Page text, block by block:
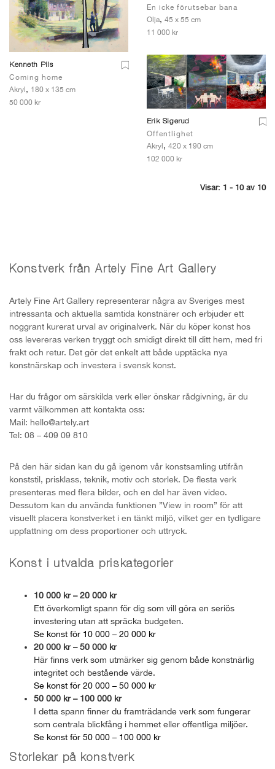
En icke förutsebar bana
Olja, 45 x 55 cm
11 000 kr
Kenneth Pils
Coming home
Akryl, 180 x 135 cm
50 000 kr
Erik Sigerud
Offentlighet
Akryl, 420 x 190 cm
102 000 kr
Visar: 1 - 10 av 10
Konstverk från Artely Fine Art Gallery
Artely Fine Art Gallery representerar några av Sveriges mest
intressanta och aktuella samtida konstnärer och erbjuder ett
noggrant kurerat urval av originalverk. När du köper konst hos
oss levereras verken tryggt och smidigt direkt till ditt hem, med fri
frakt och retur. Det gör det enkelt att både upptäcka nya
konstnärskap och investera i svensk konst.
Har du frågor om särskilda verk eller önskar rådgivning, är du
varmt välkommen att kontakta oss:
Mail: hello@artely.art
Tel: 08 – 409 09 810
På den här sidan kan du gå igenom vår konstsamling utifrån
konststil, prisklass, teknik, motiv och storlek. De flesta verk
presenteras med flera bilder, och en del har även video.
Dessutom kan du använda funktionen ”View in room” för att
visuellt placera konstverket i en tänkt miljö, vilket ger en tydligare
uppfattning om dess proportioner och uttryck.
Konst i utvalda priskategorier
10 000 kr – 20 000 kr
Ett överkomligt spann för dig som vill göra en seriös
investering utan att spräcka budgeten.
Se konst för 10 000 – 20 000 kr
20 000 kr – 50 000 kr
Här finns verk som utmärker sig genom både konstnärlig
integritet och bestående värde.
Se konst för 20 000 – 50 000 kr
50 000 kr – 100 000 kr
I detta spann finner du framträdande verk som fungerar
som centrala blickfång i hemmet eller offentliga miljöer.
Se konst för 50 000 – 100 000 kr
Storlekar på konstverk